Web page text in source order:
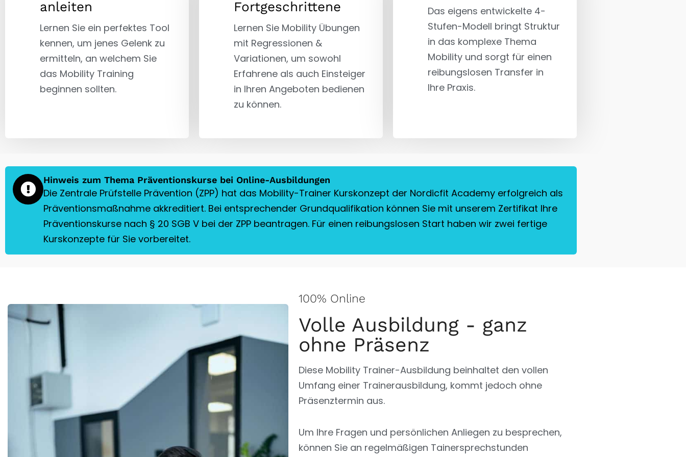
anleiten
Lernen Sie ein perfektes Tool
kennen, um jenes Gelenk zu
ermitteln, an welchem Sie
das Mobility Training
beginnen sollten.
Fortgeschrittene
Lernen Sie Mobility Übungen
mit Regressionen &
Variationen, um sowohl
Erfahrene als auch Einsteiger
in Ihren Angeboten bedienen
zu können.
Das eigens entwickelte 4-
Stufen-Modell bringt Struktur
in das komplexe Thema
Mobility und sorgt für einen
reibungslosen Transfer in
Ihre Praxis.
Hinweis zum Thema Präventionskurse bei Online-Ausbildungen
Die Zentrale Prüfstelle Prävention (ZPP) hat das Mobility-Trainer Kurskonzept der Nordicfit Academy erfolgreich als
Präventionsmaßnahme akkreditiert. Bei entsprechender Grundqualifikation können Sie mit unserem Zertifikat Ihre
Präventionskurse nach § 20 SGB V bei der ZPP beantragen. Für einen reibungslosen Start haben wir zwei fertige
Kurskonzepte für Sie vorbereitet.
100% Online
Volle Ausbildung - ganz
ohne Präsenz
Diese Mobility Trainer-Ausbildung beinhaltet den vollen
Umfang einer Trainerausbildung, kommt jedoch ohne
Präsenztermin aus.
Um Ihre Fragen und persönlichen Anliegen zu besprechen,
können Sie an regelmäßigen Tainersprechstunden